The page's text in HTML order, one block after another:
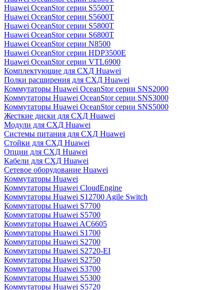
Huawei OceanStor серии S5500T
Huawei OceanStor серии S5600T
Huawei OceanStor серии S5800T
Huawei OceanStor серии S6800T
Huawei OceanStor серии N8500
Huawei OceanStor серии HDP3500E
Huawei OceanStor серии VTL6900
Комплектующие для СХД Huawei
Полки расширения для СХД Huawei
Коммутаторы Huawei OceanStor серии SNS2000
Коммутаторы Huawei OceanStor серии SNS3000
Коммутаторы Huawei OceanStor серии SNS5000
Жесткие диски для СХД Huawei
Модули для СХД Huawei
Системы питания для СХД Huawei
Стойки для СХД Huawei
Опции для СХД Huawei
Кабели для СХД Huawei
Сетевое оборудование Huawei
Коммутаторы Huawei
Коммутаторы Huawei CloudEngine
Коммутаторы Huawei S12700 Agile Switch
Коммутаторы Huawei S7700
Коммутаторы Huawei S5700
Коммутаторы Huawei AC6605
Коммутаторы Huawei S1700
Коммутаторы Huawei S2700
Коммутаторы Huawei S2720-EI
Коммутаторы Huawei S2750
Коммутаторы Huawei S3700
Коммутаторы Huawei S5300
Коммутаторы Huawei S5720